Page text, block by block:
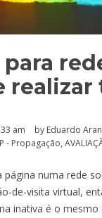
realizar
am by Eduardo
- Propagação,
página numa rede
de-visita virtual,
inativa é o